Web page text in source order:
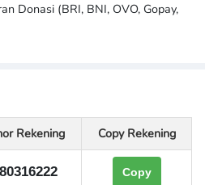
Donasi (BRI, BNI, OVO, Gopay,
Rekening Copy Rekening
Copy